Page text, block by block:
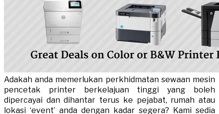
Adakah anda memerlukan perkhidmatan sewaan mesin
pencetak printer berkelajuan tinggi yang boleh
dipercayai dan dihantar terus ke pejabat, rumah atau
lokasi ‘event’ anda dengan kadar segera? Kami sedia